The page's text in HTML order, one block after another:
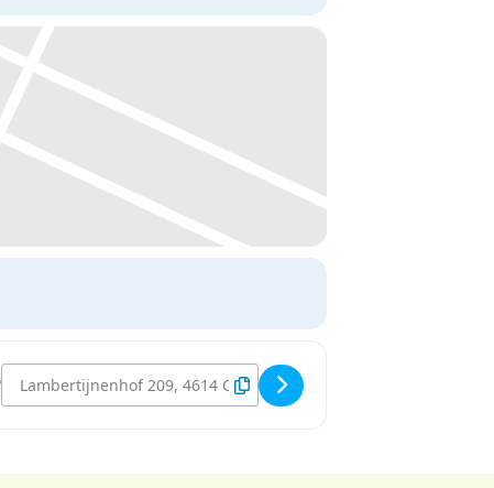
Destination Address - Breicafé Lambertijnenhof [NLSNGXNLk]